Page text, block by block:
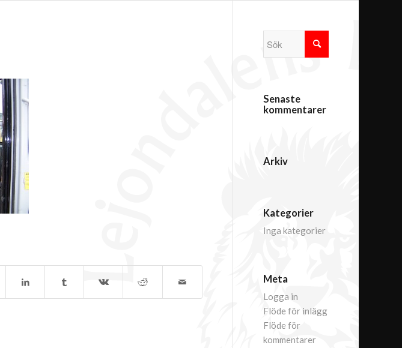
Senaste
kommentarer
Arkiv
Kategorier
Inga kategorier
Meta
Logga in
Flöde för inlägg
Flöde för
kommentarer